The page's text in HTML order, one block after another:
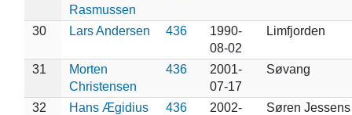
Rasmussen
30 Lars Andersen 436
1990-
08-02
Limfjorden
31
Morten
Christensen
436
2001-
07-17
Søvang
32 Hans Ægidius 436
2002-
Søren